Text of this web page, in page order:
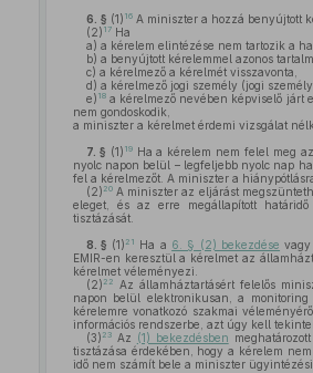
6. § (1) 16A miniszter a hozzá benyújtott
(2) 17Ha
a) a kérelem elintézése nem tartozik a
b) a benyújtott kérelemmel azonos
c) a kérelmező a kérelmét visszavonta,
d) a kérelmező jogi személy (jogi
e) 18a kérelmező nevében képviselő járt
nem gondoskodik,
a miniszter a kérelmet érdemi vizsgálat
7. § (1) 19Ha a kérelem nem felel meg az
nyolc napon belül – legfeljebb nyolc nap
fel a kérelmezőt. A miniszter a
(2) 20A miniszter az eljárást
eleget, és az erre megállapított
tisztázását.
8. § (1) 21 Ha a 6. § (2) bekezdése vagy
EMIR-en keresztül a kérelmet az
kérelmet véleményezi.
(2) 22
Az államháztartásért felelős
napon belül elektronikusan, a
kérelemre vonatkozó szakmai
információs rendszerbe, azt úgy kell
(3) 23Az (1) bekezdésben
tisztázása érdekében, hogy a kérelem
idő nem számít bele a miniszter